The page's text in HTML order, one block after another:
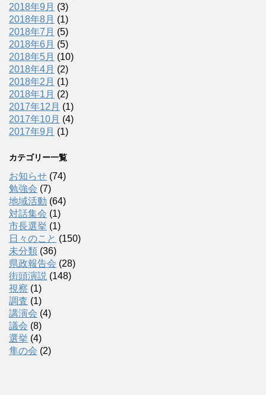
2018年9月 (3)
2018年8月 (1)
2018年7月 (5)
2018年6月 (5)
2018年5月 (10)
2018年4月 (2)
2018年2月 (1)
2018年1月 (2)
2017年12月 (1)
2017年10月 (4)
2017年9月 (1)
カテゴリー一覧
お知らせ (74)
勉強会 (7)
地域活動 (64)
対話集会 (1)
市長選挙 (1)
日々のこと (150)
未分類 (36)
県政報告会 (28)
街頭演説 (148)
視察 (1)
調査 (1)
講演会 (4)
議会 (8)
選挙 (4)
隼の会 (2)